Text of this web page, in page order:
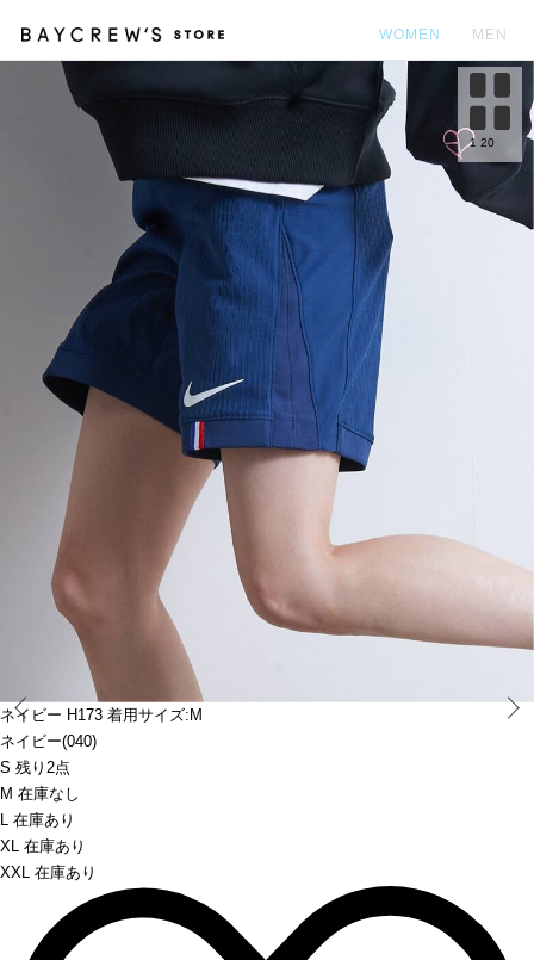
WOMEN MEN
ネイビー H173 着用サイズ:M
ネイビー(040)
S 残り2点
M 在庫なし
L 在庫あり
XL 在庫あり
XXL 在庫あり
1 20